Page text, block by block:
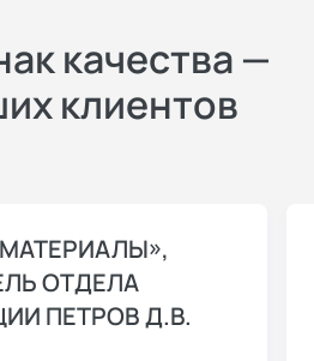
качества —
клиентов
ОТДЕЛА
ПЕТРОВ Д.В.